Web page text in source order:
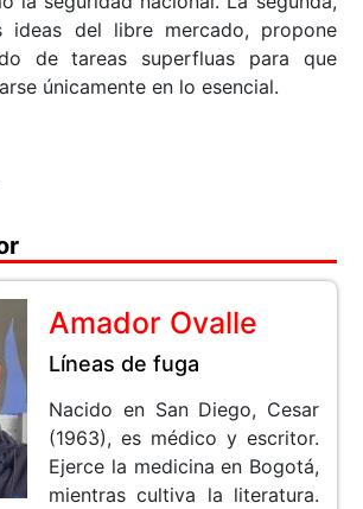
ideas del libre mercado, propone
de tareas superfluas para que
únicamente en lo esencial.
Amador Ovalle
Líneas de fuga
Nacido en San Diego, Cesar
(1963), es médico y escritor.
Ejerce la medicina en Bogotá,
mientras cultiva la literatura.